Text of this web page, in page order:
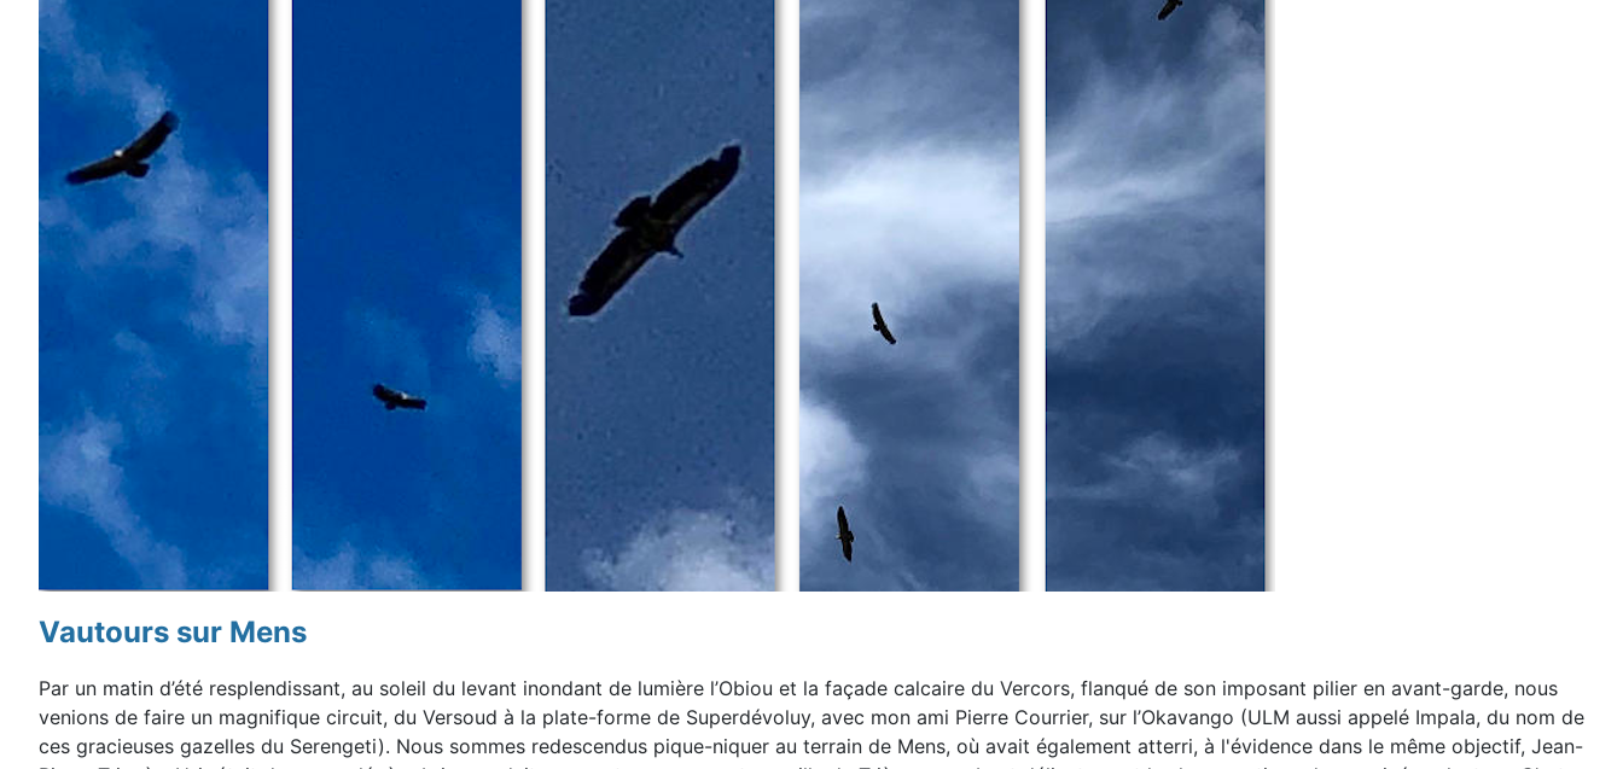
Vautours sur Mens
Par un matin d’été resplendissant, au soleil du levant inondant de lumière l’Obiou et la façade calcaire du Vercors, flanqué de son imposant pilier en avant-garde, nous
venions de faire un magnifique circuit, du Versoud à la plate-forme de Superdévoluy, avec mon ami Pierre Courrier, sur l’Okavango (ULM aussi appelé Impala, du nom de
ces gracieuses gazelles du Serengeti). Nous sommes redescendus pique-niquer au terrain de Mens, où avait également atterri, à l'évidence dans le même objectif, Jean-